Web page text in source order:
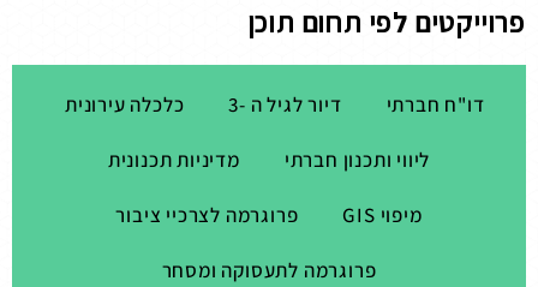
פרוייקטים לפי תחום תוכן
דו"ח חברתי דיור לגיל ה -3 כלכלה עירונית
ליווי ותכנון חברתי מדיניות תכנונית
מיפוי GIS פרוגרמה לצרכיי ציבור
פרוגרמה לתעסוקה ומסחר